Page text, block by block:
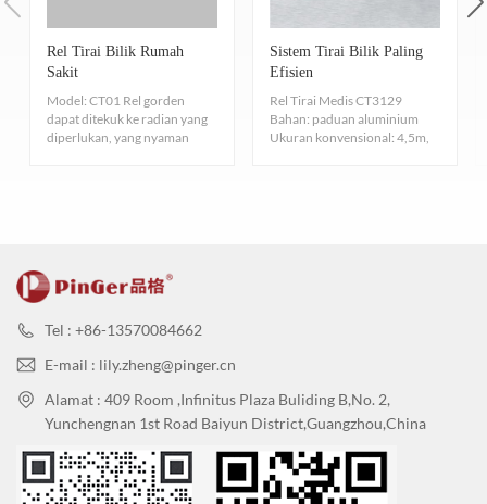
Rel Tirai Bilik Rumah
Sakit
Model: CT01 Rel gorden
dapat ditekuk ke radian yang
diperlukan, yang nyaman
Sistem Tirai Bilik Paling
Efisien
Rel Tirai Medis CT3129
Bahan: paduan aluminium
Ukuran konvensional: 4,5m,
Tel : +86-13570084662
E-mail : lily.zheng@pinger.cn
Alamat : 409 Room ,Infinitus Plaza Buliding B,No. 2,
Yunchengnan 1st Road Baiyun District,Guangzhou,China